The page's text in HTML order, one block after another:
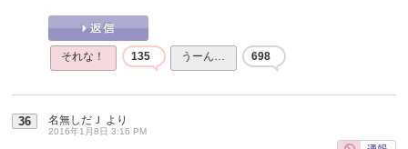
それな！ 135 うーん… 698
36 名無しだＪ より
2016年1月8日 3:16 PM